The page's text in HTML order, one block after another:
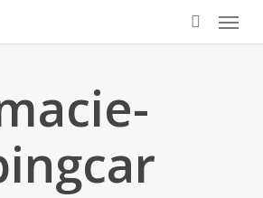
search
Menu